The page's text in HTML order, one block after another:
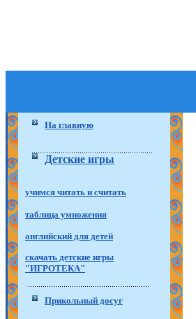
На главную
Детские игры
учимся читать и считать
таблица умножения
английский для детей
скачать детские игры
"ИГРОТЕКА"
Прикольный досуг